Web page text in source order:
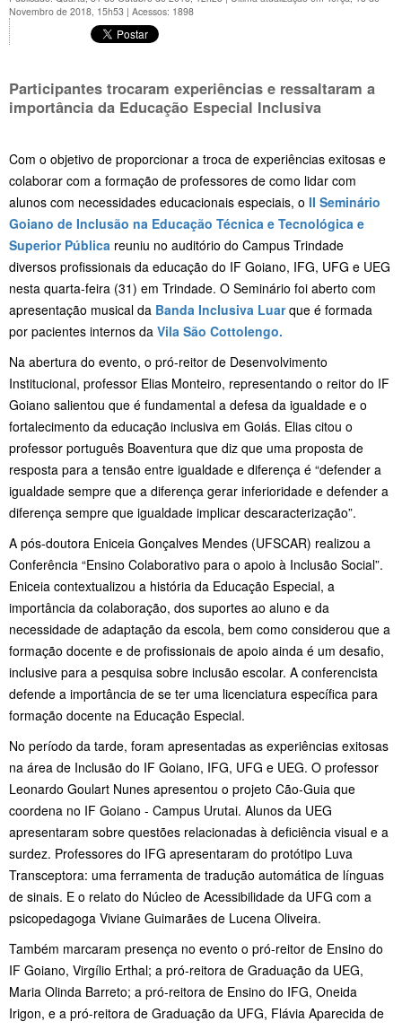
Novembro de 2018, 15h53 | Acessos: 1898
Participantes trocaram experiências e ressaltaram a
importância da Educação Especial Inclusiva
Com o objetivo de proporcionar a troca de experiências exitosas e
colaborar com a formação de professores de como lidar com
alunos com necessidades educacionais especiais, o II Seminário
Goiano de Inclusão na Educação Técnica e Tecnológica e
Superior Pública reuniu no auditório do Campus Trindade
diversos profissionais da educação do IF Goiano, IFG, UFG e UEG
nesta quarta-feira (31) em Trindade. O Seminário foi aberto com
apresentação musical da Banda Inclusiva Luarque é formada
por pacientes internos da Vila São Cottolengo.
Na abertura do evento, o pró-reitor de Desenvolvimento
Institucional, professor Elias Monteiro, representando o reitor do IF
Goiano salientou que é fundamental a defesa da igualdade e o
fortalecimento da educação inclusiva em Goiás. Elias citou o
professor português Boaventura que diz que uma proposta de
resposta para a tensão entre igualdade e diferença é “defender a
igualdade sempre que a diferença gerar inferioridade e defender a
diferença sempre que igualdade implicar descaracterização”.
A pós-doutora Eniceia Gonçalves Mendes (UFSCAR) realizou a
Conferência “Ensino Colaborativo para o apoio à Inclusão Social”.
Eniceia contextualizou a história da Educação Especial, a
importância da colaboração, dos suportes ao aluno e da
necessidade de adaptação da escola, bem como considerou que a
formação docente e de profissionais de apoio ainda é um desafio,
inclusive para a pesquisa sobre inclusão escolar. A conferencista
defende a importância de se ter uma licenciatura específica para
formação docente na Educação Especial.
No período da tarde, foram apresentadas as experiências exitosas
na área de Inclusão do IF Goiano, IFG, UFG e UEG. O professor
Leonardo Goulart Nunes apresentou o projeto Cão-Guia que
coordena no IF Goiano - Campus Urutai. Alunos da UEG
apresentaram sobre questões relacionadas à deficiência visual e a
surdez. Professores do IFG apresentaram do protótipo Luva
Transceptora: uma ferramenta de tradução automática de línguas
de sinais. E o relato do Núcleo de Acessibilidade da UFG com a
psicopedagoga Viviane Guimarães de Lucena Oliveira.
Também marcaram presença no evento o pró-reitor de Ensino do
IF Goiano, Virgílio Erthal; a pró-reitora de Graduação da UEG,
Maria Olinda Barreto; a pró-reitora de Ensino do IFG, Oneida
Irigon, e a pró-reitora de Graduação da UFG, Flávia Aparecida de